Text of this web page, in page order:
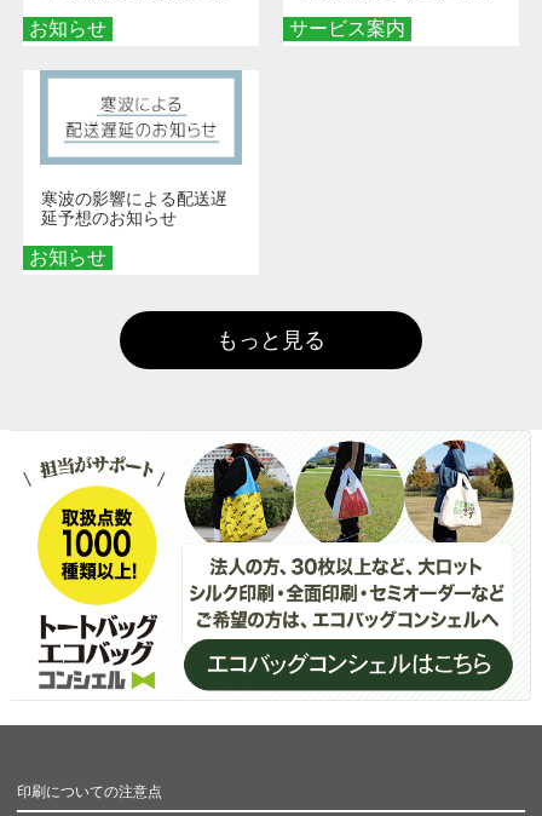
お知らせ サービス案内
お知らせ
寒波の影響による配送遅
延予想のお知らせ
もっと見る
印刷についての注意点